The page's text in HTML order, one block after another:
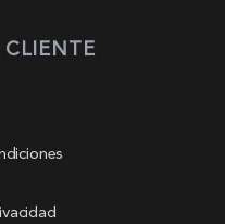
CLIENTE